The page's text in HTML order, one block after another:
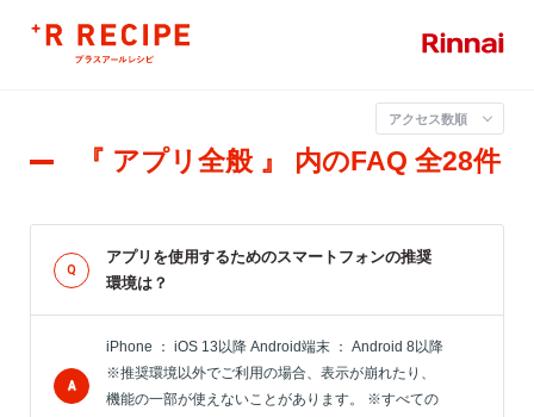
アクセス数順
『 アプリ全般 』 内のFAQ 全28件
アプリを使用するためのスマートフォンの推奨
環境は？
iPhone ： iOS 13以降 Android端末 ： Android 8以降
※推奨環境以外でご利用の場合、表示が崩れたり、
機能の一部が使えないことがあります。 ※すべての